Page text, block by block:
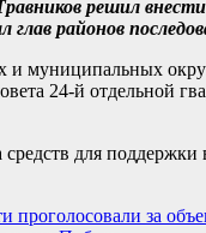
решил
районов
муниципальных
24-й отдельной
для
за